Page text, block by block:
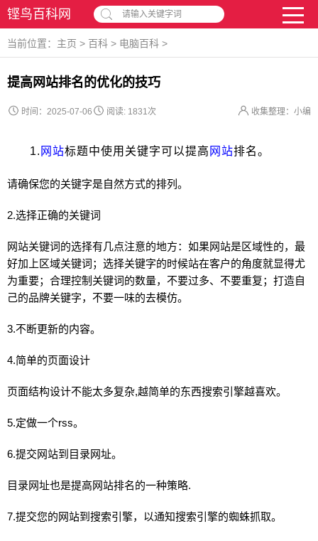
铿鸟百科网 请输入关键字词
当前位置： 主页 > 百科 > 电脑百科 >
提高网站排名的优化的技巧
时间：2025-07-06 收集整理：小编
阅读: 1831次
1. 网站标题中使用关键字可以提高 网站排名。
请确保您的关键字是自然方式的排列。
2.选择正确的关键词
网站关键词的选择有几点注意的地方：如果网站是区域性的，最
好加上区域关键词；选择关键字的时候站在客户的角度就显得尤
为重要；合理控制关键词的数量，不要过多、不要重复；打造自
己的品牌关键字，不要一味的去模仿。
3.不断更新的内容。
4.简单的页面设计
页面结构设计不能太多复杂,越简单的东西搜索引擎越喜欢。
5.定做一个rss。
6.提交网站到目录网址。
目录网址也是提高网站排名的一种策略.
7.提交您的网站到搜索引擎，以通知搜索引擎的蜘蛛抓取。